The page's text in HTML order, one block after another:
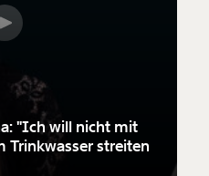
"Ich will nicht mit
Trinkwasser streiten